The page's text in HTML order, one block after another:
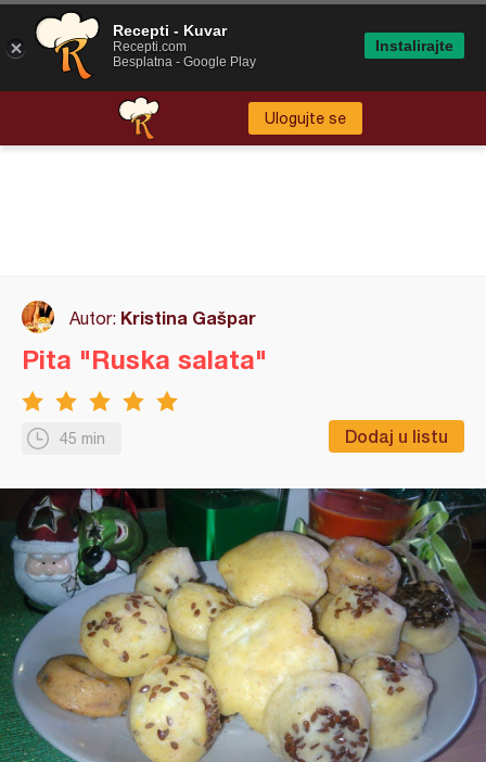
Ulogujte se
Autor: Kristina Gašpar
45 min Dodaj u listu
Pita "Ruska salata"
Recepti - Kuvar
Recepti.com
Besplatna - Google Play
Instalirajte